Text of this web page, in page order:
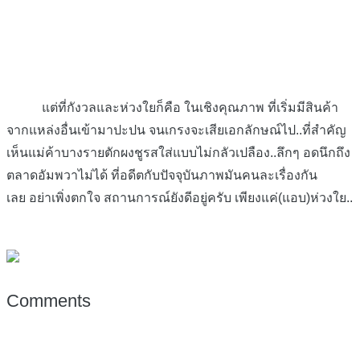
แต่ที่กังวลและห่วงใยก็คือ ในเชิงคุณภาพ ที่เริ่มมีสินค้า
จากแหล่งอื่นเข้ามาปะปน จนเกรงจะเสียเอกลักษณ์ไป..ที่สำคัญ
เห็นแม่ค้าบางรายตักผงชูรสใส่แบบไม่กลัวเปลือง..ลึกๆ อดนึกถึง
ตลาดอัมพวาไม่ได้ ที่อดีตกับปัจจุบันภาพมันคนละเรื่องกัน
เลย อย่าเพิ่งตกใจ สถานการณ์ยังดีอยู่ครับ เพียงแค่(แอบ)ห่วงใย..
Comments